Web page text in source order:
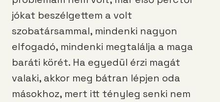
jókat beszélgettem a volt
szobatársammal, mindenki nagyon
elfogadó, mindenki megtalálja a maga
baráti körét. Ha egyedül érzi magát
valaki, akkor meg bátran lépjen oda
másokhoz, mert itt tényleg senki nem